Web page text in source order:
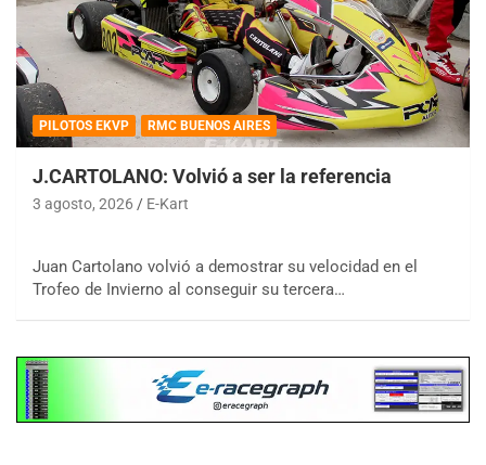
PILOTOS EKVP RMC BUENOS AIRES
J.CARTOLANO: Volvió a ser la referencia
3 agosto, 2026 E-Kart
Juan Cartolano volvió a demostrar su velocidad en el
Trofeo de Invierno al conseguir su tercera…
08/09-AGO
IAME SERIES ARGENTINA 6
Ramiro Tot (Asfalto)
KDO - F6
Ciudad de Trenque Lauquen (Asfalto)
Trenque Lauquen (Buenos Aires)